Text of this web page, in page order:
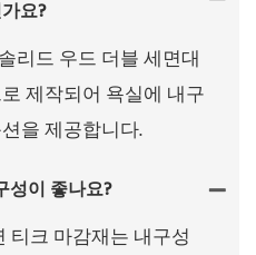
요?
리드 우드 더블 세면대
제작되어 욕실에 내구
을 제공합니다.
성이 좋나요?
티크 마감재는 내구성